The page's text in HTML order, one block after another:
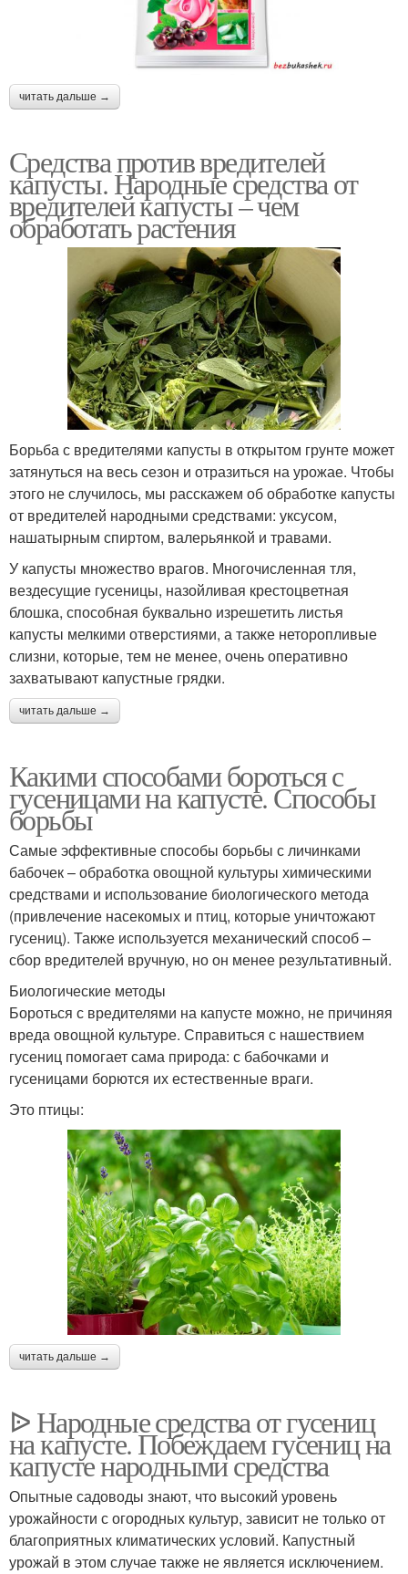
читать дальше →
Средства против вредителей
капусты. Народные средства от
вредителей капусты – чем
обработать растения
Борьба с вредителями капусты в открытом грунте может
затянуться на весь сезон и отразиться на урожае. Чтобы
этого не случилось, мы расскажем об обработке капусты
от вредителей народными средствами: уксусом,
нашатырным спиртом, валерьянкой и травами.
У капусты множество врагов. Многочисленная тля,
вездесущие гусеницы, назойливая крестоцветная
блошка, способная буквально изрешетить листья
капусты мелкими отверстиями, а также неторопливые
слизни, которые, тем не менее, очень оперативно
захватывают капустные грядки.
читать дальше →
Какими способами бороться с
гусеницами на капусте. Способы
борьбы
Самые эффективные способы борьбы с личинками
бабочек – обработка овощной культуры химическими
средствами и использование биологического метода
(привлечение насекомых и птиц, которые уничтожают
гусениц). Также используется механический способ –
сбор вредителей вручную, но он менее результативный.
Биологические методы
Бороться с вредителями на капусте можно, не причиняя
вреда овощной культуре. Справиться с нашествием
гусениц помогает сама природа: с бабочками и
гусеницами борются их естественные враги.
Это птицы:
читать дальше →
ᐉ Народные средства от гусениц
на капусте. Побеждаем гусениц на
капусте народными средства
Опытные садоводы знают, что высокий уровень
урожайности с огородных культур, зависит не только от
благоприятных климатических условий. Капустный
урожай в этом случае также не является исключением.